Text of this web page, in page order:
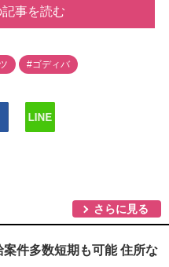
事を読む
#ゴディバ
さらに見る
件多数短期も可能 住所な